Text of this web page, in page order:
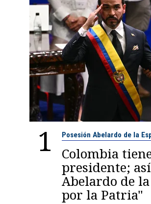
1 Posesión Abelardo de la
Colombia
presidente;
Abelardo de
por la Patria"